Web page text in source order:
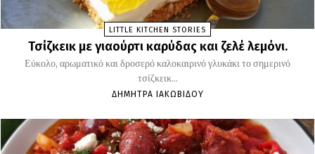
LITTLE KITCHEN STORIES
Τσίζκεικ με γιαούρτι καρύδας και ζελέ λεμόνι.
Εύκολο, αρωματικό και δροσερό καλοκαιρινό γλυκάκι το σημερινό
τσίζκεικ...
ΔΉΜΗΤΡΑ ΙΑΚΩΒΊΔΟΥ